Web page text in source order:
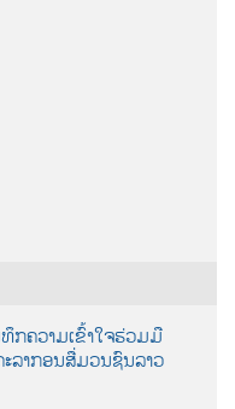
ກຄວາມເຂົ້າໃຈຮ່ວມມື
ະລາກອນສື່ມວນຊົນລາວ